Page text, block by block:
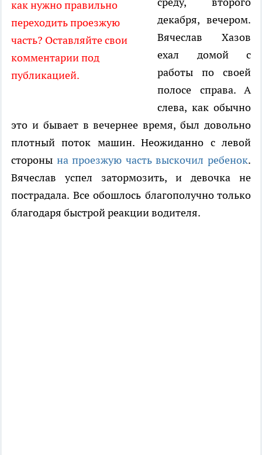
как нужно правильно
переходить проезжую
часть? Оставляйте свои
комментарии под
публикацией.
декабря, вечером.
Вячеслав Хазов
ехал домой с
работы по своей
полосе справа. А
слева, как обычно
это и бывает в вечернее время, был довольно
плотный поток машин. Неожиданно с левой
стороны на проезжую часть выскочил ребенок.
Вячеслав успел затормозить, и девочка не
пострадала. Все обошлось благополучно только
благодаря быстрой реакции водителя.